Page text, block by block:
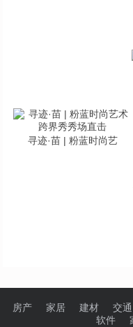
寻迹·苗 | 粉蓝时尚艺
房产 家居 建材 交通
软件